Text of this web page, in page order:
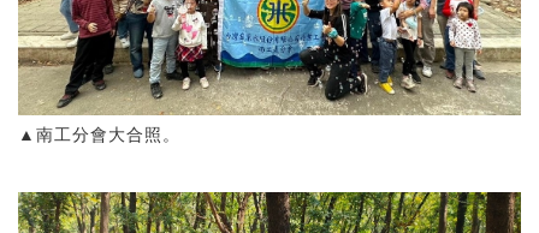
▲南工分會大合照。